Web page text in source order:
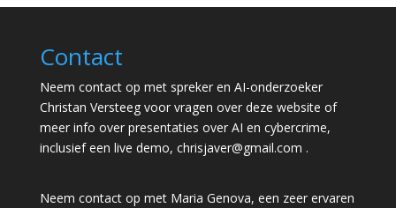
Contact
Neem contact op met spreker en AI-onderzoeker
Christan Versteeg voor vragen over deze website of
meer info over presentaties over AI en cybercrime,
inclusief een live demo, chrisjaver@gmail.com .
Neem contact op met Maria Genova, een zeer ervaren